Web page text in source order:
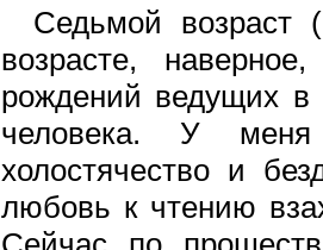
Седьмой возраст
возрасте,
рождений ведущих в
человека. У
холостячество и
любовь к чтению